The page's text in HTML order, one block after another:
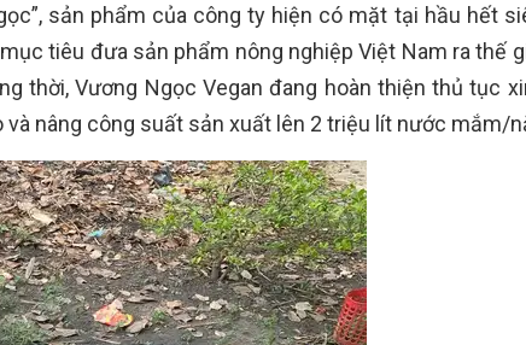
sản phẩm của công ty hiện có mặt tại hầu hết
tiêu đưa sản phẩm nông nghiệp Việt Nam ra thế
thời, Vương Ngọc Vegan đang hoàn thiện thủ tục
nâng công suất sản xuất lên 2 triệu lít nước mắm/